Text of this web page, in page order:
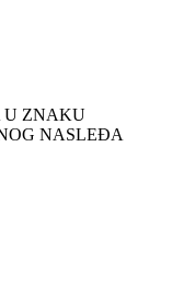
U ZNAKU
NASLEĐA